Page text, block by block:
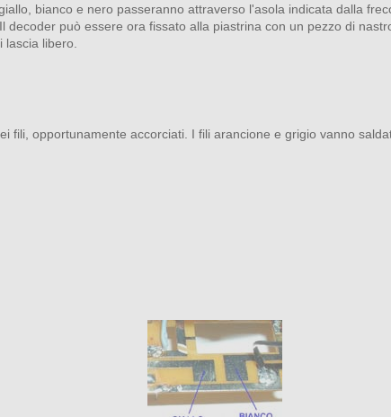
bianco e nero passeranno attraverso l'asola indicata dalla
decoder può essere ora fissato alla piastrina con un pezzo di
libero.
fili, opportunamente accorciati. I fili arancione e grigio vanno